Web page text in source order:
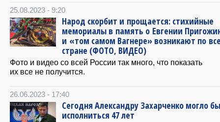
25.08.2023 - 9:20
Народ скорбит и прощается: стихийные
мемориалы в память о Евгении
и «том самом Вагнере» возникают по
стране (ФОТО, ВИДЕО)
Фото и видео со всей России так много, что показать
их все не получится.
26.06.2023 - 17:40
Сегодня Александру Захарченко могло бы
исполниться 47 лет